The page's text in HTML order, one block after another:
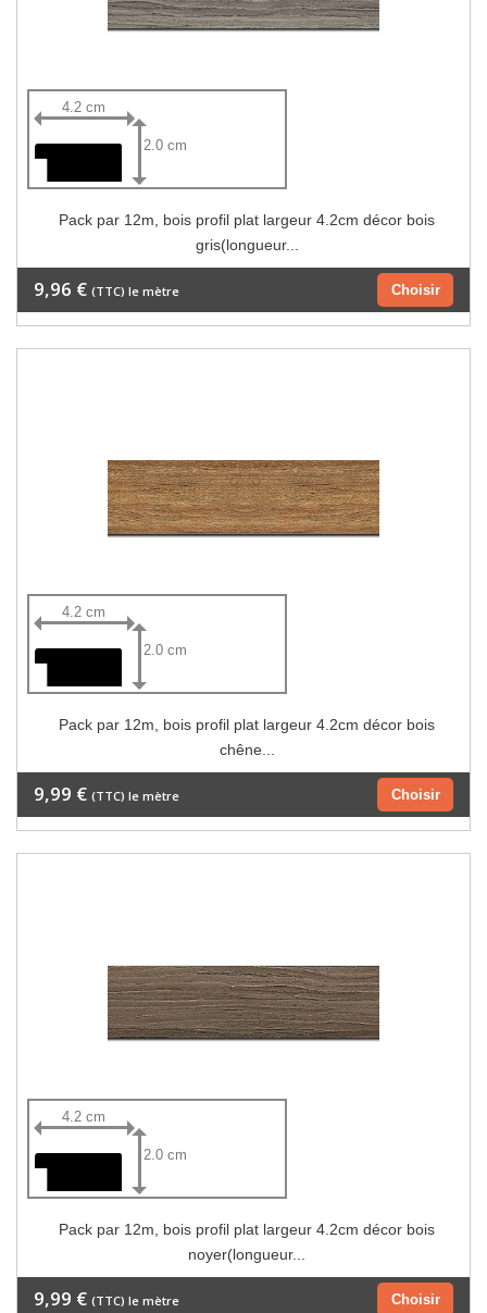
4.2 cm
2.0 cm
Pack par 12m, bois profil plat largeur 4.2cm décor bois
gris(longueur...
Choisir
9,96 € (TTC) le mètre
4.2 cm
2.0 cm
Pack par 12m, bois profil plat largeur 4.2cm décor bois
chêne...
Choisir
9,99 € (TTC) le mètre
4.2 cm
2.0 cm
Pack par 12m, bois profil plat largeur 4.2cm décor bois
noyer(longueur...
Choisir
9,99 € (TTC) le mètre